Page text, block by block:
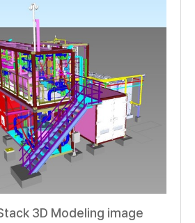
3D Modeling image